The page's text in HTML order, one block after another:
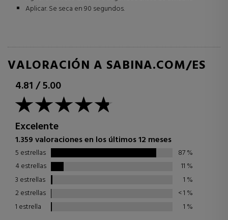
Aplicar. Se seca en 90 segundos.
VALORACIÓN A SABINA.COM/ES
4.81/5.00
Excelente
1.359 valoraciones en los últimos 12 meses
5 estrellas 87%
4 estrellas
11 %
3 estrellas
1 %
2 estrellas
< 1 %
1 estrella
1 %